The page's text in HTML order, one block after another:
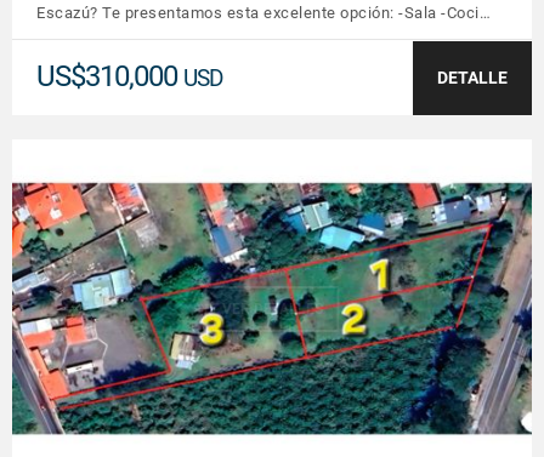
Escazú? Te presentamos esta excelente opción: -Sala -Coci…
US$310,000 USD DETALLE
VER DETALLES